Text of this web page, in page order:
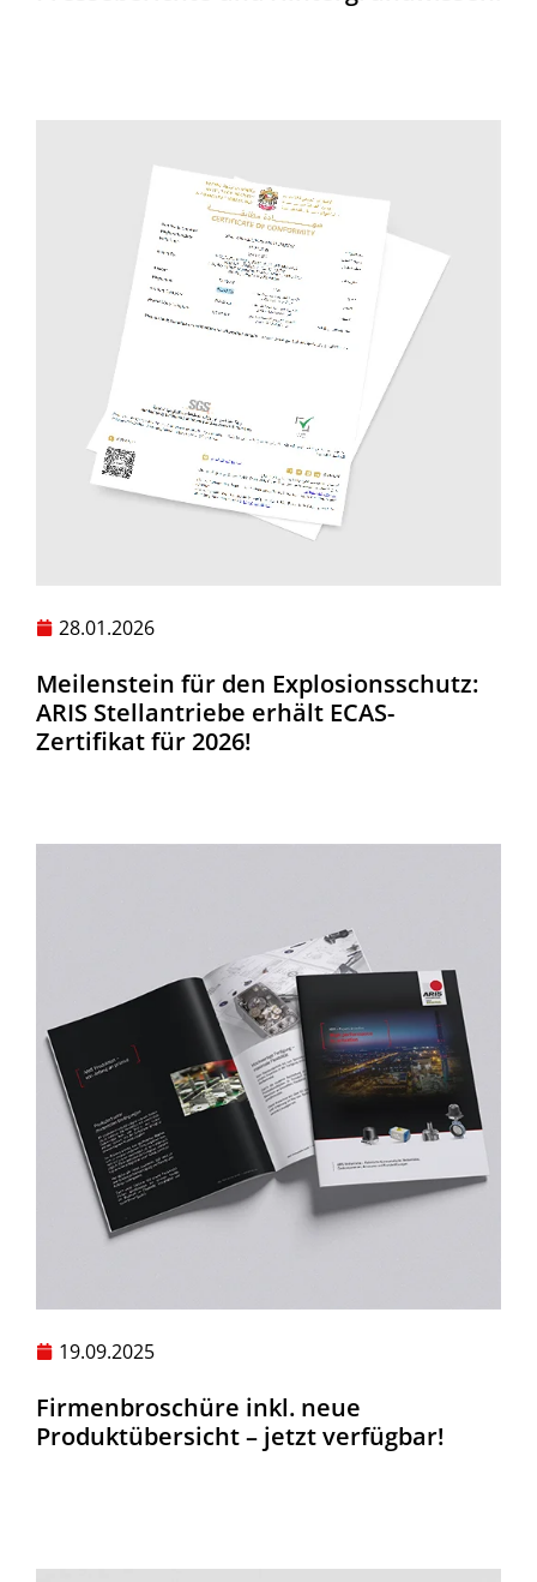
28.01.2026
Meilenstein für den Explosionsschutz:
ARIS Stellantriebe erhält ECAS-
Zertifikat für 2026!
19.09.2025
Firmenbroschüre inkl. neue
Produktübersicht – jetzt verfügbar!